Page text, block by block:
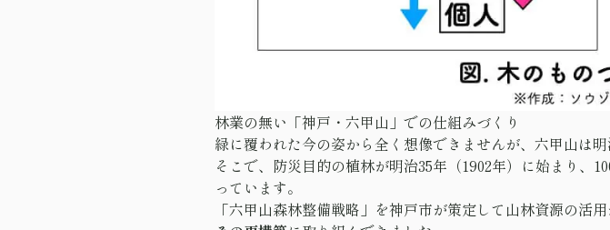
林業の無い「神戸・六甲山」での仕組みづくり
緑に覆われた今の姿から全く想像できませんが、六甲山は
そこで、防災目的の植林が明治35年（1902年）に始まり、
っています。
「六甲山森林整備戦略」を神戸市が策定して山林資源の活